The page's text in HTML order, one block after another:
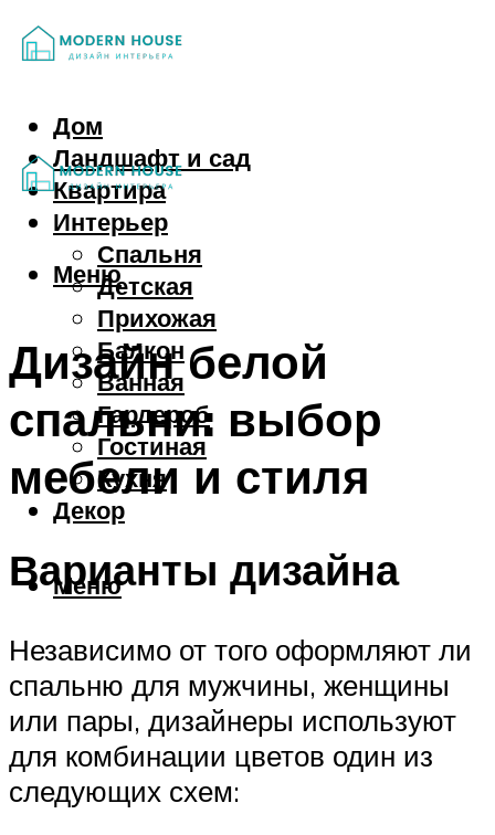
Дом
Ландшафт и сад
Квартира
Интерьер
Спальня
Детская
Прихожая
Балкон
Ванная
Гардероб
Гостиная
Кухня
Декор
Меню
Меню
Дизайн белой
спальни: выбор
мебели и стиля
Варианты дизайна
Независимо от того оформляют ли
спальню для мужчины, женщины
или пары, дизайнеры используют
для комбинации цветов один из
следующих схем: